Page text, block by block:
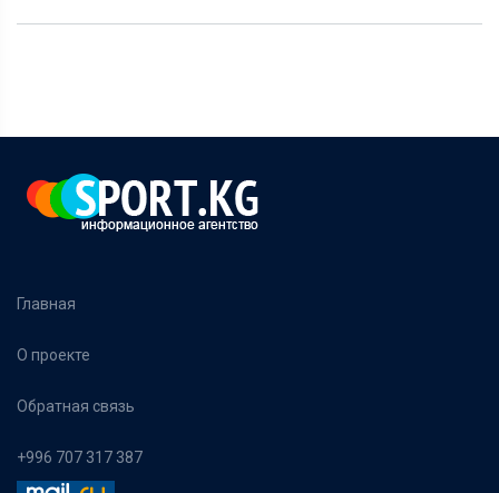
Главная
О проекте
Обратная связь
+996 707 317 387